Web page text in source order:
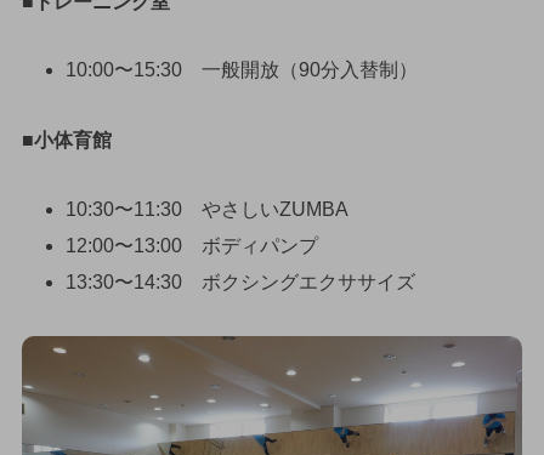
10:00〜15:30 一般開放（90分入替制）
■小体育館
10:30〜11:30 やさしいZUMBA
12:00〜13:00 ボディパンプ
13:30〜14:30 ボクシングエクササイズ